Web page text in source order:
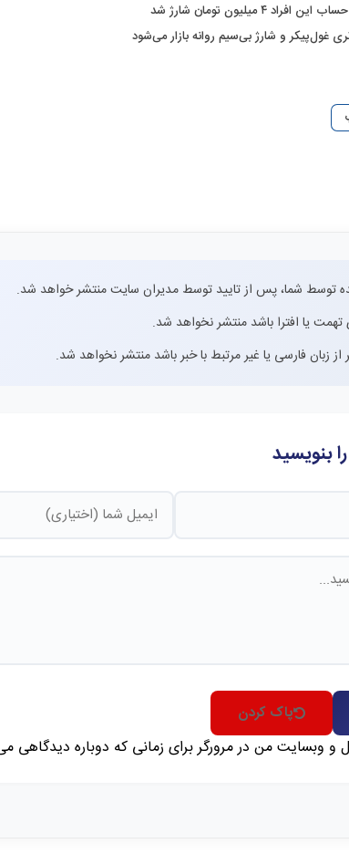
۴ میلیون تومان شارژ شد
توسط شما، پس از تایید توسط مدیران سایت منتشر خواهد شد.
یا افترا باشد منتشر نخواهد شد.
از زبان فارسی یا غیر مرتبط با خبر باشد منتشر نخواهد شد.
بنویسید
پاک کردن
و وبسایت من در مرورگر برای زمانی که دوباره دیدگاهی